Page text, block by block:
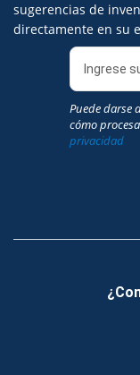
sugerencias de
directamente en su
Puede darse
cómo
privacidad